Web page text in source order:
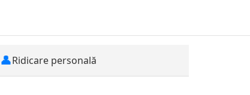
👤Ridicare personală